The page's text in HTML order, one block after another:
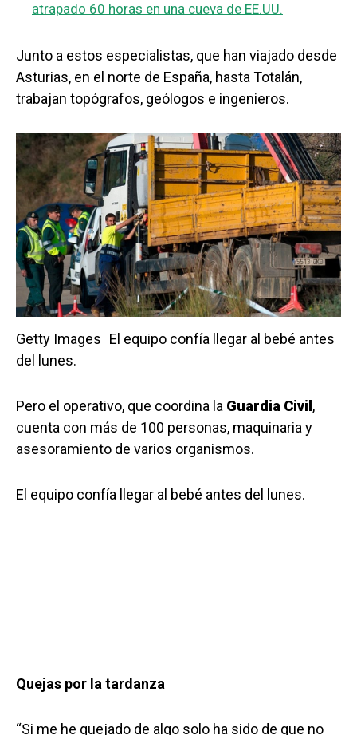
atrapado 60 horas en una cueva de EE.UU.
Junto a estos especialistas, que han viajado desde
Asturias, en el norte de España, hasta Totalán,
trabajan topógrafos, geólogos e ingenieros.
Getty Images El equipo confía llegar al bebé antes
del lunes.
Pero el operativo, que coordina la Guardia Civil ,
cuenta con más de 100 personas, maquinaria y
asesoramiento de varios organismos.
El equipo confía llegar al bebé antes del lunes.
Quejas por la tardanza
“Si me he quejado de algo solo ha sido de que no